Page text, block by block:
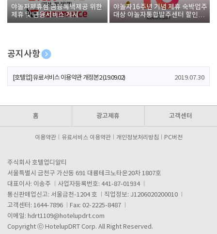
야놀자제휴점 금융혜택제공 위한
제휴 및 금융서비스 게시
야놀자16주년 기념 제휴 숙박업주
대상 야놀자통합발주센터 할인쿠
폰 증정
공지사항
[호텔업] 개인정보 처리방침 개정본1 (19.09.02)
[호텔업] 유료서비스 이용약관 개정본2 (19.09.02) 2019.07.30
홈 광고제휴 고객센터
이용약관 유료서비스 이용약관 개인정보처리방침 PC버전
주식회사 호텔업디알티
서울특별시 금천구 가산동 691 대륭테크노타운20차 1807호
대표이사: 이송주
사업자등록번호: 441-87-01934
통신판매업신고: 서울금천-1204 호
직업정보: J1206020200010
고객센터: 1644-7896
Fax: 02-2225-8487
이메일: hdrt1109@hotelupdrt.com
Copyright ⓒ HotelupDRT Corp. All Right Reserved.